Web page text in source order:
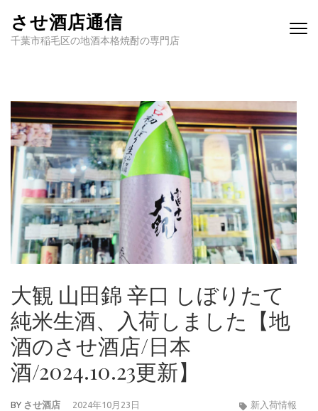
させ酒店通信
千葉市稲毛区の地酒本格焼酎の専門店
大観 山田錦 辛口 しぼりたて
純米生酒、入荷しました【地
酒のさせ酒店/日本
酒/2024.10.23更新】
BY させ酒店 2024年10月23日 新入荷情報